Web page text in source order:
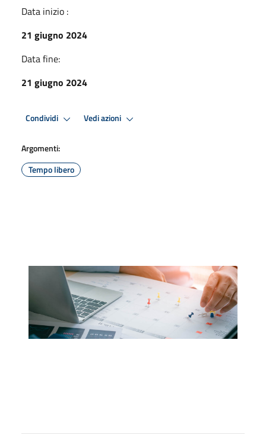
Data inizio :
21 giugno 2024
Data fine:
21 giugno 2024
Condividi Vedi azioni
Argomenti:
Tempo libero